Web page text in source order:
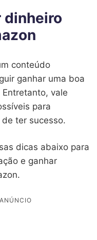
dinheiro
conteúdo
ganhar uma boa
vale
para
ter sucesso.
dicas abaixo para
e ganhar